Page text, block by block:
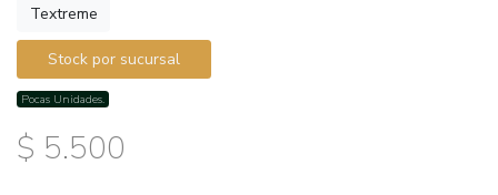
Textreme
Stock por sucursal
Pocas Unidades.
$ 5.500